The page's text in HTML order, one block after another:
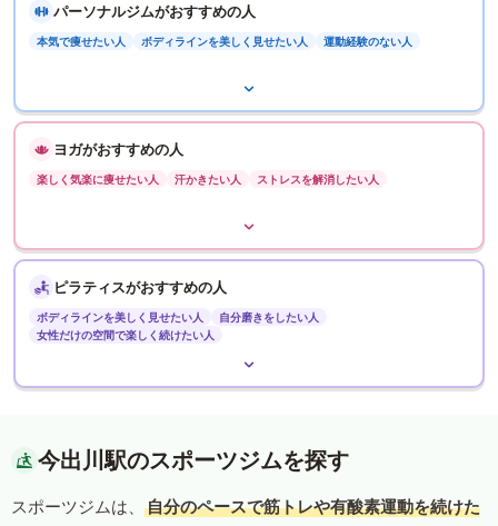
パーソナルジムがおすすめの人
本気で痩せたい人 ボディラインを美しく見せたい人 運動経験のない人
ヨガがおすすめの人
楽しく気楽に痩せたい人 汗かきたい人 ストレスを解消したい人
ピラティスがおすすめの人
ボディラインを美しく見せたい人
自分磨きをしたい人
女性だけの空間で楽しく続けたい人
今出川駅のスポーツジムを探す
スポーツジムは、
自分のペースで筋トレや有酸素運動を続けた